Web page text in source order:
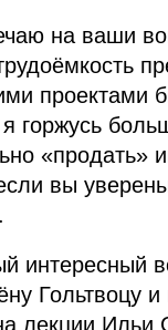
на ваши
проектами
горжусь
«продать»
вы
интересный
Гольтвоцу
лекции Ильи